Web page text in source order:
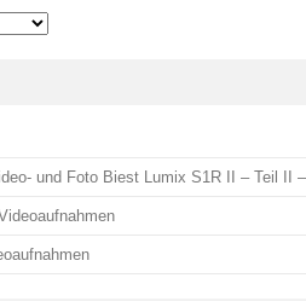
und Foto Biest Lumix S1R II – Teil II –